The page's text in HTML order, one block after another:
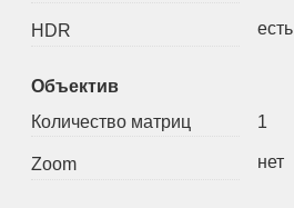
HDR есть
Объектив
Количество матриц
1
Zoom нет